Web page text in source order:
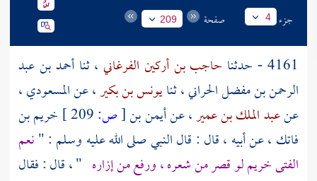
جزء 4 صفحة 209
4161 - حدثنا حاجب بن أركين الفرغاني ، ثناأحمد بن عبد
الرحمن بن مفضل الحراني، ثنايونس بن بكير، عنالمسعودي،
عنعبد الملك بن عمير، عن أيمن بن[ص:
خريم بن
فاتك ، عن أبيه ، قال : قال النبي صلى الله عليه وسلم : "نعم
الفتىخريملو قصر من شعره ، ورفع من إزاره " ، قال : فقال